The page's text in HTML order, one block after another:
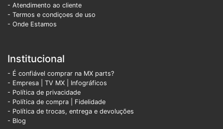
- Atendimento ao cliente
- Termos e condiçoes de uso
- Onde Estamos
Institucional
- É confiável comprar na MX parts?
- Empresa
TV MX
Infográficos
- Política de privacidade
- Política de compra | Fidelidade
- Política de trocas, entrega e devoluções
- Blog